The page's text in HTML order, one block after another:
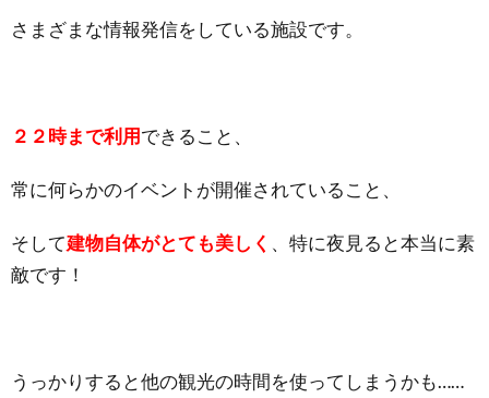
さまざまな情報発信をしている施設です。
２２時まで利用できること、
常に何らかのイベントが開催されていること、
そして建物自体がとても美しく 、特に夜見ると本当に素
敵です！
うっかりすると他の観光の時間を使ってしまうかも……